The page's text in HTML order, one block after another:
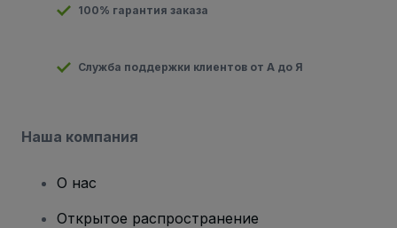
100% гарантия заказа
Служба поддержки клиентов от А до Я
Наша компания
О нас
Открытое распространение